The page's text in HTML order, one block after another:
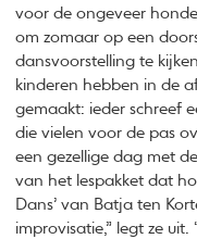
voor de ongeveer
om zomaar op een
dansvoorstelling te
kinderen hebben in de
gemaakt: ieder schreef
die vielen voor de pas
een gezellige dag met
van het lespakket dat
Dans’ van Batja ten
improvisatie,” legt ze uit.